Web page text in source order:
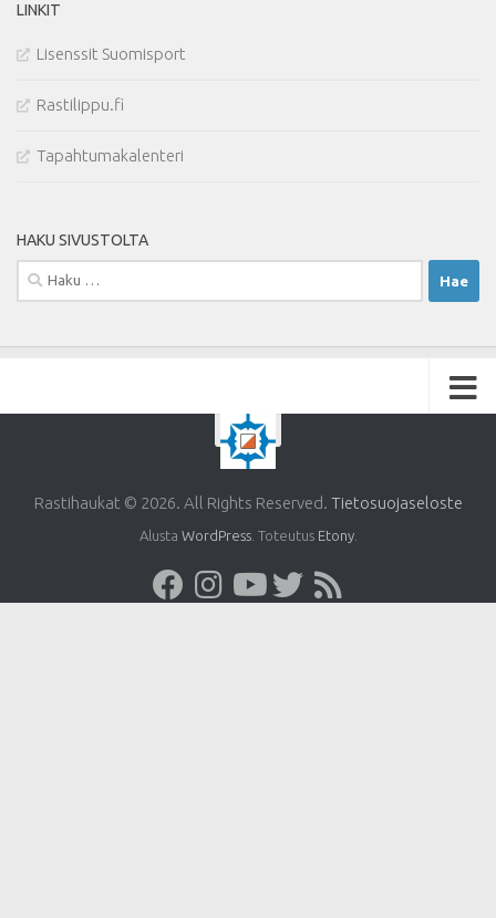
LINKIT
Lisenssit Suomisport
Rastilippu.fi
Tapahtumakalenteri
HAKU SIVUSTOLTA
Haku:
Rastihaukat © 2026. All Rights Reserved. Tietosuojaseloste
Alusta WordPress. Toteutus Etony.